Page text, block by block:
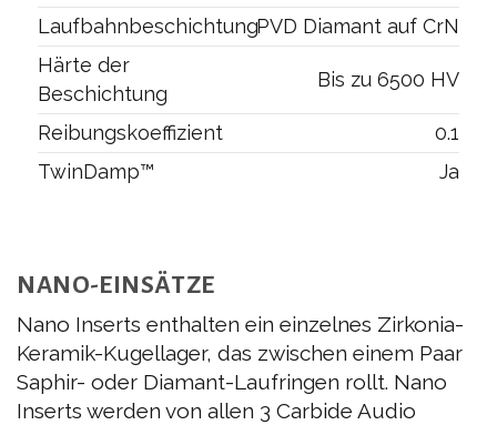
LaufbahnbeschichtungPVD Diamant auf CrN
Härte der
Beschichtung
Bis zu 6500 HV
Reibungskoeffizient
0.1
TwinDamp™
Ja
NANO-EINSÄTZE
Nano Inserts enthalten ein einzelnes Zirkonia-
Keramik-Kugellager, das zwischen einem Paar
Saphir- oder Diamant-Laufringen rollt. Nano
Inserts werden von allen 3 Carbide Audio